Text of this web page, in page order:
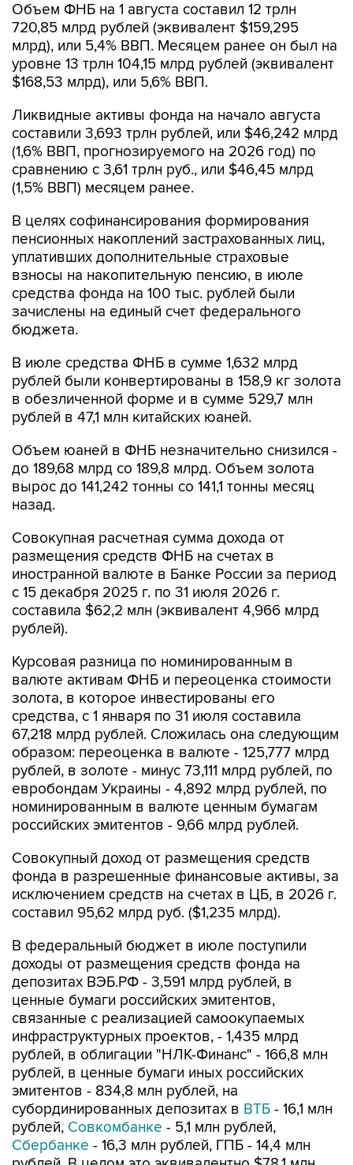
Объем ФНБ на 1 августа составил 12 трлн
720,85 млрд рублей (эквивалент $159,295
млрд), или 5,4% ВВП. Месяцем ранее он был на
уровне 13 трлн 104,15 млрд рублей (эквивалент
$168,53 млрд), или 5,6% ВВП.
Ликвидные активы фонда на начало августа
составили 3,693 трлн рублей, или $46,242 млрд
(1,6% ВВП, прогнозируемого на 2026 год) по
сравнению с 3,61 трлн руб., или $46,45 млрд
(1,5% ВВП) месяцем ранее.
В целях софинансирования формирования
пенсионных накоплений застрахованных лиц,
уплативших дополнительные страховые
взносы на накопительную пенсию, в июле
средства фонда на 100 тыс. рублей были
зачислены на единый счет федерального
бюджета.
В июле средства ФНБ в сумме 1,632 млрд
рублей были конвертированы в 158,9 кг золота
в обезличенной форме и в сумме 529,7 млн
рублей в 47,1 млн китайских юаней.
Объем юаней в ФНБ незначительно снизился -
до 189,68 млрд со 189,8 млрд. Объем золота
вырос до 141,242 тонны со 141,1 тонны месяц
назад.
Совокупная расчетная сумма дохода от
размещения средств ФНБ на счетах в
иностранной валюте в Банке России за период
с 15 декабря 2025 г. по 31 июля 2026 г.
составила $62,2 млн (эквивалент 4,966 млрд
рублей).
Курсовая разница по номинированным в
валюте активам ФНБ и переоценка стоимости
золота, в которое инвестированы его
средства, с 1 января по 31 июля составила
67,218 млрд рублей. Сложилась она следующим
образом: переоценка в валюте - 125,777 млрд
рублей, в золоте - минус 73,111 млрд рублей, по
евробондам Украины - 4,892 млрд рублей, по
номинированным в валюте ценным бумагам
российских эмитентов - 9,66 млрд рублей.
Совокупный доход от размещения средств
фонда в разрешенные финансовые активы, за
исключением средств на счетах в ЦБ, в 2026 г.
составил 95,62 млрд руб. ($1,235 млрд).
В федеральный бюджет в июле поступили
доходы от размещения средств фонда на
депозитах ВЭБ.РФ - 3,591 млрд рублей, в
ценные бумаги российских эмитентов,
связанные с реализацией самоокупаемых
инфраструктурных проектов, - 1,435 млрд
рублей, в облигации "НЛК-Финанс" - 166,8 млн
рублей, в ценные бумаги иных российских
эмитентов - 834,8 млн рублей, на
субординированных депозитах в ВТБ - 16,1 млн
рублей, Совкомбанке - 5,1 млн рублей,
Сбербанке - 16,3 млн рублей, ГПБ - 14,4 млн